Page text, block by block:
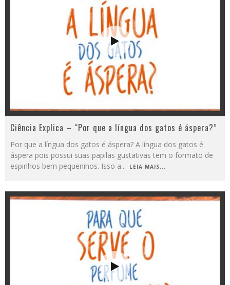
Ciência Explica – “Por que a língua dos gatos é áspera?”
Por que a língua dos gatos é áspera? A língua dos gatos é
áspera pois possui suas papilas gustativas tem o formato de
espinhos bem pequeninos. Isso a... LEIA MAIS...